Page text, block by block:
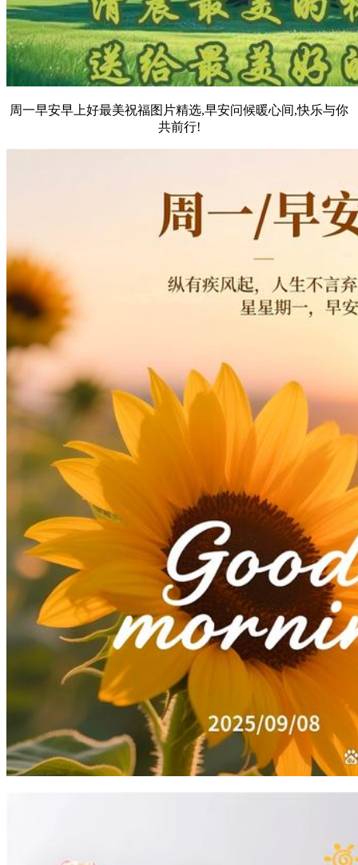
周一早安早上好最美祝福图片精选,早安问候暖心间,快乐与你
共前行!